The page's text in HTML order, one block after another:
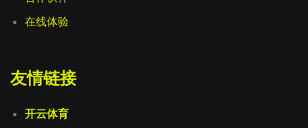
在线体验
友情链接
开云体育